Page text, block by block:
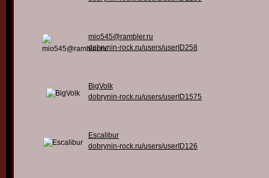
mio545@rambler.ru
dobrynin-rock.ru/users/userID258
BigVolk
dobrynin-rock.ru/users/userID1575
Escalibur
dobrynin-rock.ru/users/userID126